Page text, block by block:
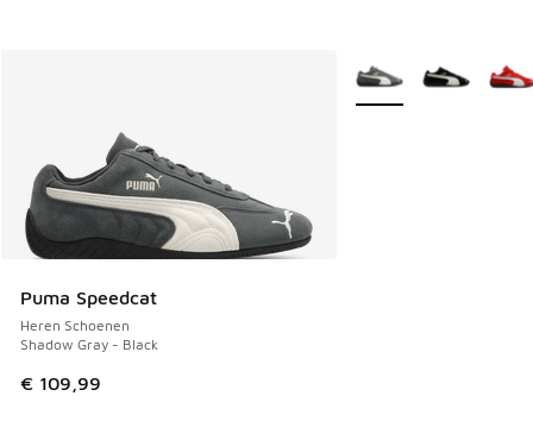
Puma Speedcat
Heren Schoenen
Shadow Gray - Black
€ 109,99
Meer kleuren